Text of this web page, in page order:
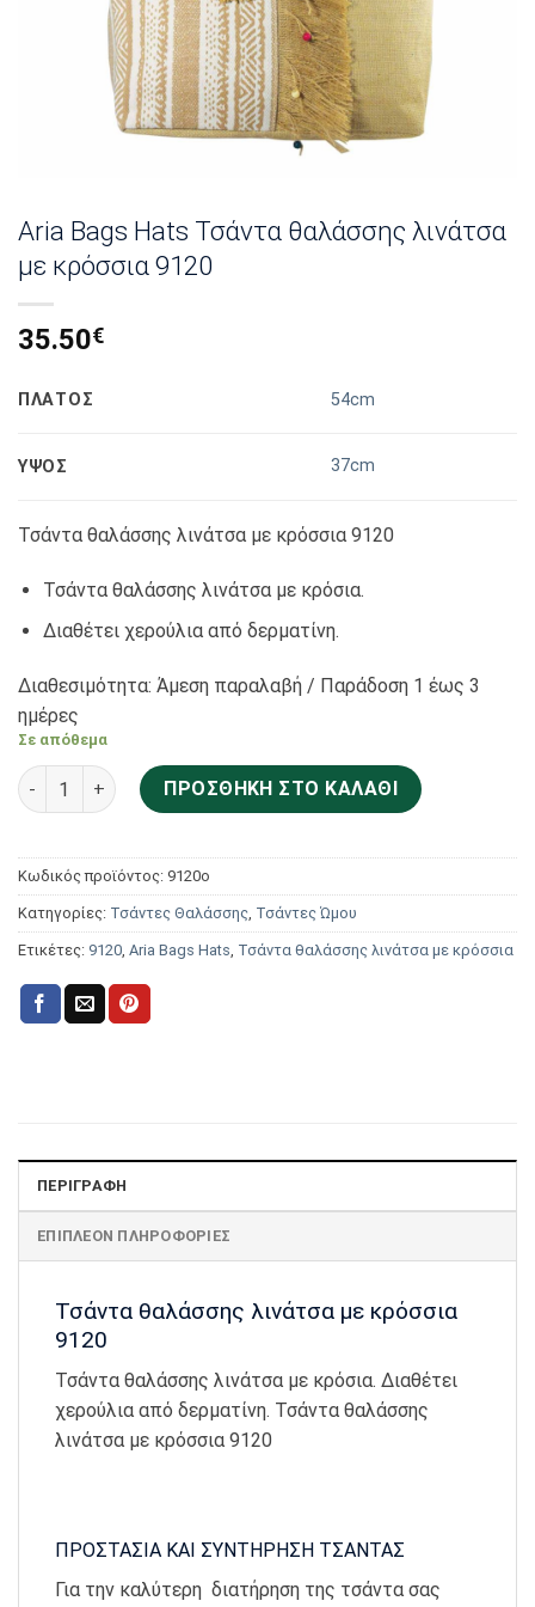
Aria Bags Hats Τσάντα θαλάσσης λινάτσα
με κρόσσια 9120
35.50€
ΠΛΑΤΟΣ 54cm
ΥΨΟΣ 37cm
Τσάντα θαλάσσης λινάτσα με κρόσσια 9120
Τσάντα θαλάσσης λινάτσα με κρόσια.
Διαθέτει χερούλια από δερματίνη.
Διαθεσιμότητα: Άμεση παραλαβή / Παράδoση 1 έως 3
ημέρες
Σε απόθεμα
Aria Bags Hats Τσάντα θαλάσσης λινάτσα με κρόσσια 9120
ΠΡΟΣΘΉΚΗ ΣΤΟ ΚΑΛΆΘΙ
Κωδικός προϊόντος: 9120o
Κατηγορίες: Τσάντες Θαλάσσης Τσάντες Ώμου
Ετικέτες: 9120 Aria Bags Hats Τσάντα θαλάσσης λινάτσα με κρόσσια
ΠΕΡΙΓΡΑΦΉ
ΕΠΙΠΛΈΟΝ ΠΛΗΡΟΦΟΡΊΕΣ
Τσάντα θαλάσσης λινάτσα με κρόσσια
9120
Τσάντα θαλάσσης λινάτσα με κρόσια. Διαθέτει
χερούλια από δερματίνη. Τσάντα θαλάσσης
λινάτσα με κρόσσια 9120
ΠΡΟΣΤΑΣΙΑ ΚΑΙ ΣΥΝΤΗΡΗΣΗ ΤΣΑΝΤΑΣ
Για την καλύτερη διατήρηση της τσάντα σας